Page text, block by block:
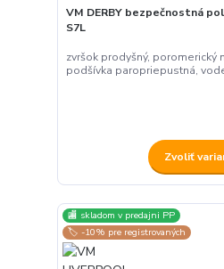
VM DERBY bezpečnostná
S7L
zvršok prodyšný, poromerický
podšívka paropriepustná,
Zvoliť
🏬 skladom v predajni PP
🏷️ -10% pre registrovaných